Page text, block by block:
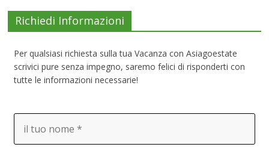
Richiedi Informazioni
Per qualsiasi richiesta sulla tua Vacanza con Asiagoestate
scrivici pure senza impegno, saremo felici di risponderti con
tutte le informazioni necessarie!